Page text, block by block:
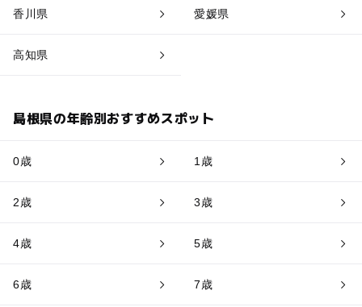
香川県 愛媛県
高知県
島根県の年齢別おすすめスポット
0歳 1歳
2歳 3歳
4歳 5歳
6歳 7歳